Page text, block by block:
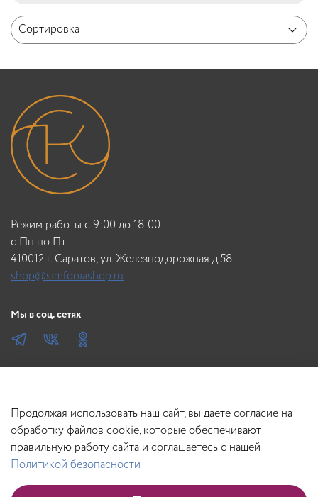
Режим работы с 9:00 до 18:00
c Пн по Пт
410012 г. Саратов, ул. Железнодорожная д.58
shop@simfoniashop.ru
Мы в соц. сетях
Продолжая использовать наш сайт, вы даете согласие на
обработку файлов cookie, которые обеспечивают
правильную работу сайта и соглашаетесь с нашей
Политикой безопасности